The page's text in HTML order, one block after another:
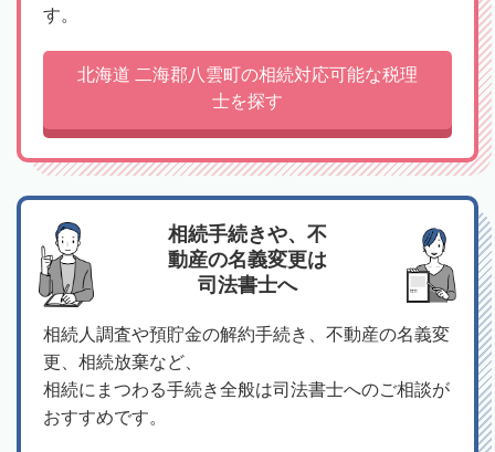
す。
北海道 二海郡八雲町の相続対応可能な税理
士を探す
相続手続きや、不
動産の名義変更は
司法書士へ
相続人調査や預貯金の解約手続き、不動産の名義変
更、相続放棄など、
相続にまつわる手続き全般は司法書士へのご相談が
おすすめです。